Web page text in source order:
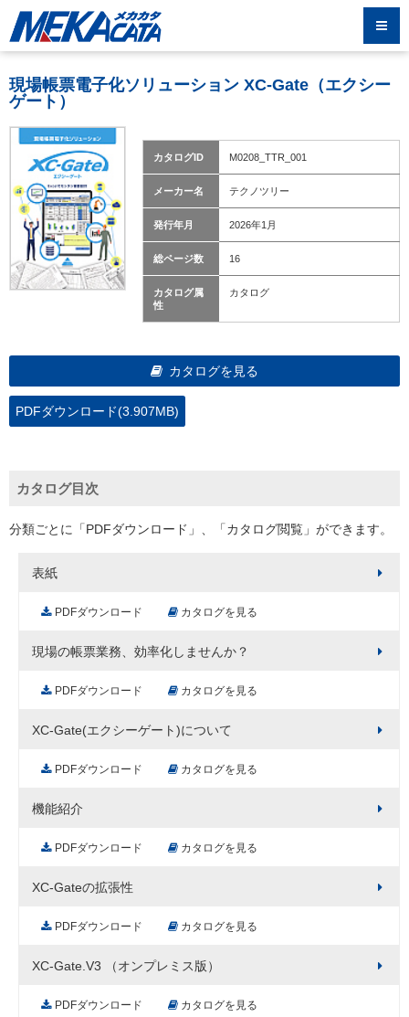
現場帳票電子化ソリューション XC-Gate（エクシー
ゲート）
カタログID M0208_TTR_001
メーカー名 テクノツリー
発行年月 2026年1月
総ページ数 16
カタログ属
性
カタログ
カタログを見る
PDFダウンロード(3.907MB)
カタログ目次
分類ごとに「PDFダウンロード」、「カタログ閲覧」ができます。
表紙
PDFダウンロード カタログを見る
現場の帳票業務、効率化しませんか？
PDFダウンロード カタログを見る
XC-Gate(エクシーゲート)について
PDFダウンロード カタログを見る
機能紹介
PDFダウンロード カタログを見る
XC-Gateの拡張性
PDFダウンロード カタログを見る
XC-Gate.V3 （オンプレミス版）
PDFダウンロード カタログを見る